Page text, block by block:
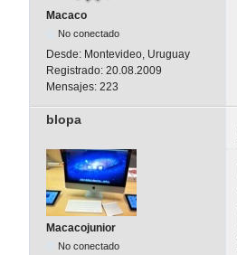
Macaco
No conectado
Desde: Montevideo, Uruguay
Registrado: 20.08.2009
Mensajes: 223
blopa
Macacojunior
No conectado